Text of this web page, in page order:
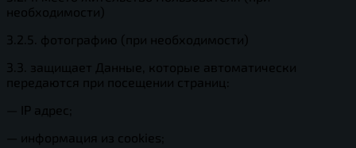
необходимости)
3.2.5. фотографию (при необходимости)
3.3. защищает Данные, которые автоматически
передаются при посещении страниц:
— IP адрес;
— информация из cookies;